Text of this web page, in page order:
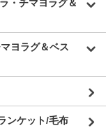
・チマヨラグ＆
ヨラグ＆ベス
ンケット/毛布